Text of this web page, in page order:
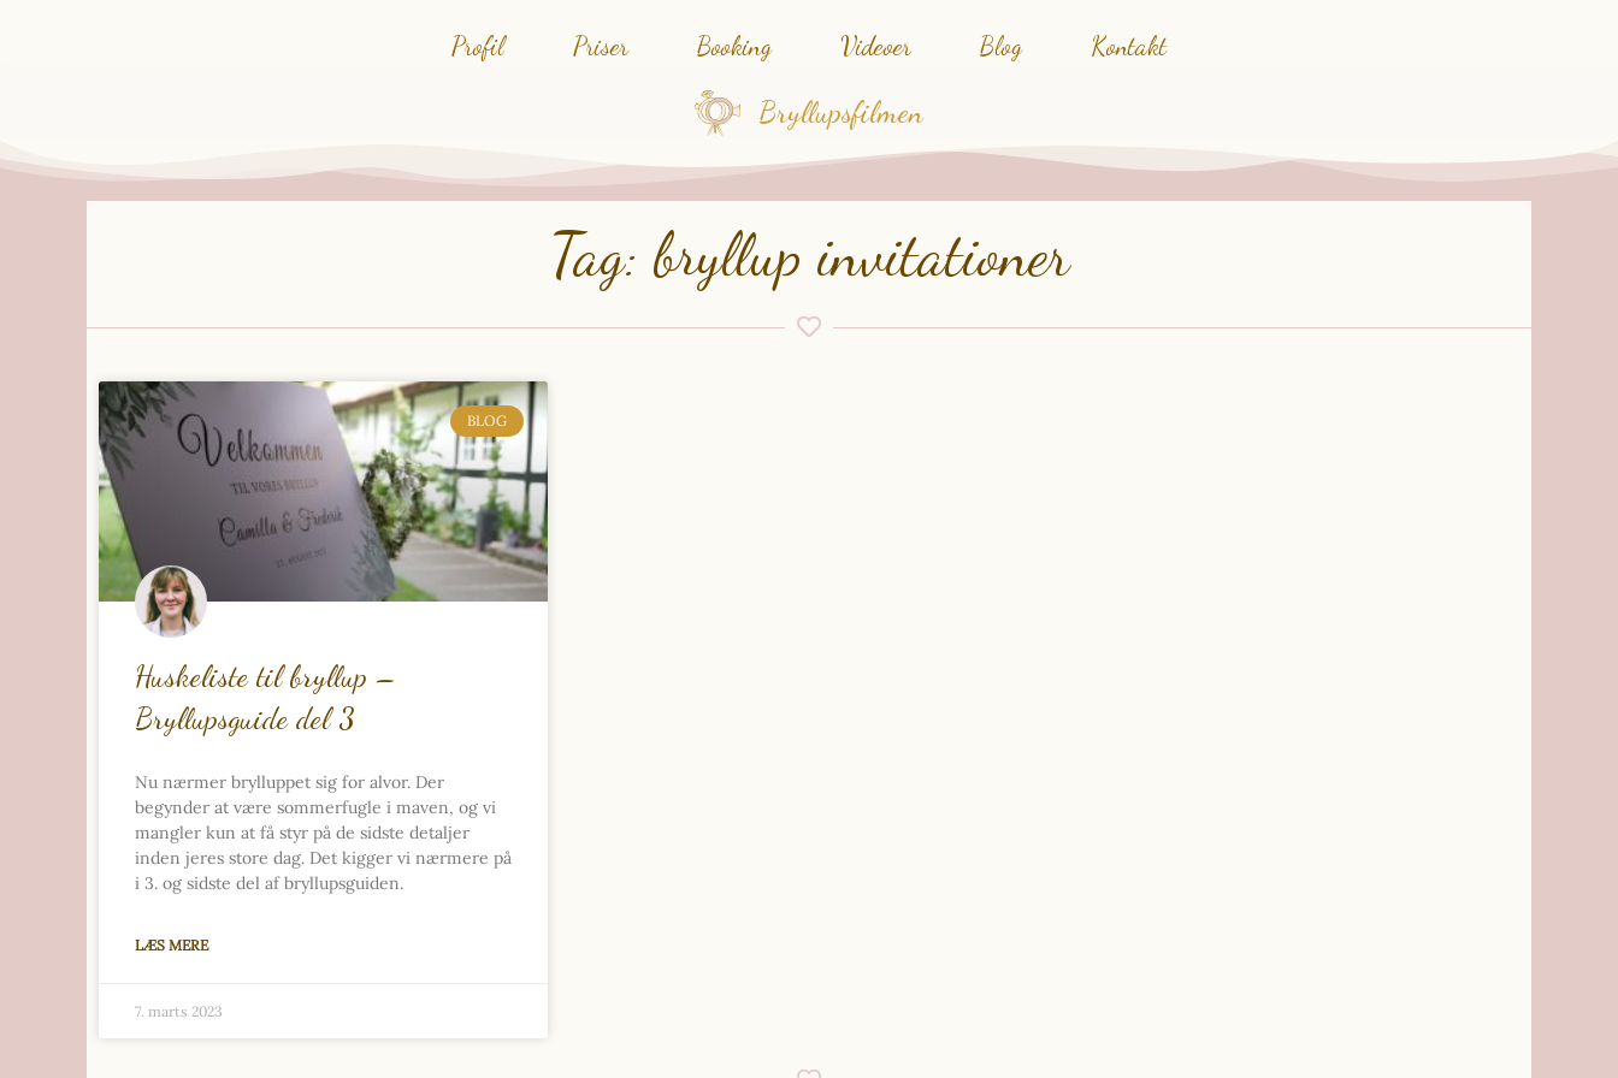
Profil Priser Booking Videoer Blog Kontakt
Bryllupsfilmen
Tag: bryllup invitationer
BLOG
Huskeliste til bryllup –
Bryllupsguide del 3
Nu nærmer brylluppet sig for alvor. Der
begynder at være sommerfugle i maven, og vi
mangler kun at få styr på de sidste detaljer
inden jeres store dag. Det kigger vi nærmere på
i 3. og sidste del af bryllupsguiden.
LÆS MERE
7. marts 2023